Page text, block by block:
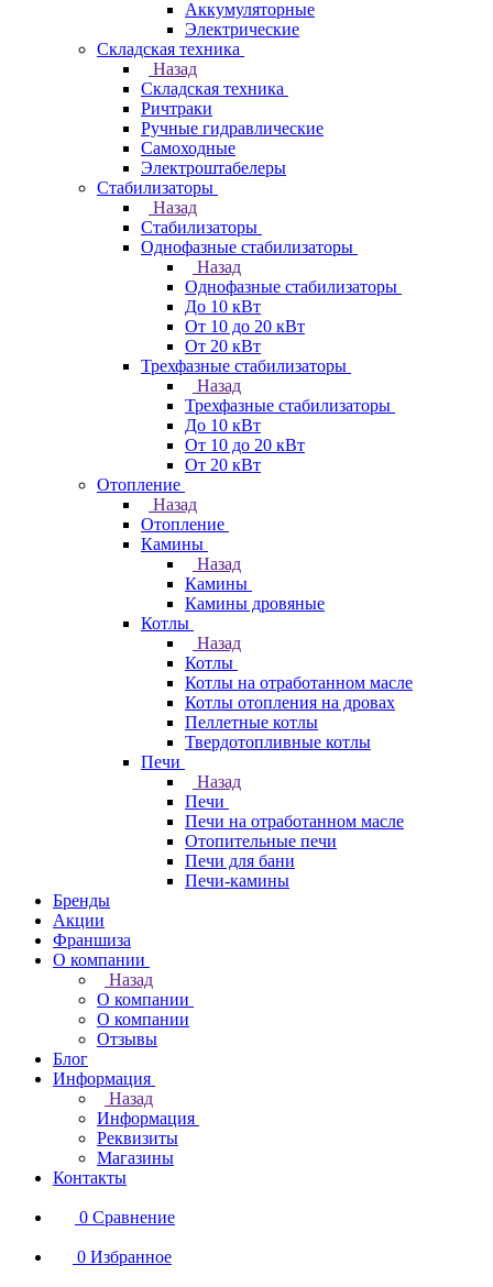
Аккумуляторные
Электрические
Складская техника
Назад
Складская техника
Ричтраки
Ручные гидравлические
Самоходные
Электроштабелеры
Стабилизаторы
Назад
Стабилизаторы
Однофазные стабилизаторы
Назад
Однофазные стабилизаторы
До 10 кВт
От 10 до 20 кВт
От 20 кВт
Трехфазные стабилизаторы
Назад
Трехфазные стабилизаторы
До 10 кВт
От 10 до 20 кВт
От 20 кВт
Отопление
Назад
Отопление
Камины
Назад
Камины
Камины дровяные
Котлы
Назад
Котлы
Котлы на отработанном масле
Котлы отопления на дровах
Пеллетные котлы
Твердотопливные котлы
Печи
Назад
Печи
Печи на отработанном масле
Отопительные печи
Печи для бани
Печи-камины
Бренды
Акции
Франшиза
О компании
Назад
О компании
О компании
Отзывы
Блог
Информация
Назад
Информация
Реквизиты
Магазины
Контакты
0 Сравнение
0 Избранное